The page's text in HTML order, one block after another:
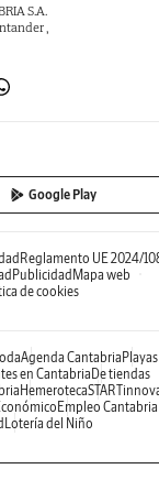
S.A.
,
Google Play
Reglamento UE 2024/
PublicidadMapa web
de cookies
Agenda CantabriaPlayas
en CantabriaDe tiendas
Hemeroteca
Empleo Cantabria
Lotería del Niño